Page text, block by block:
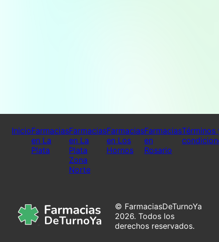
InicioFarmacias
en La
Plata
Farmacias
en La
Plata
Zona
Norte
Farmacias
en Los
Hornos
Farmacias
en
Rosario
Términos
© FarmaciasDeTurnoYa
2026. Todos los
derechos reservados.